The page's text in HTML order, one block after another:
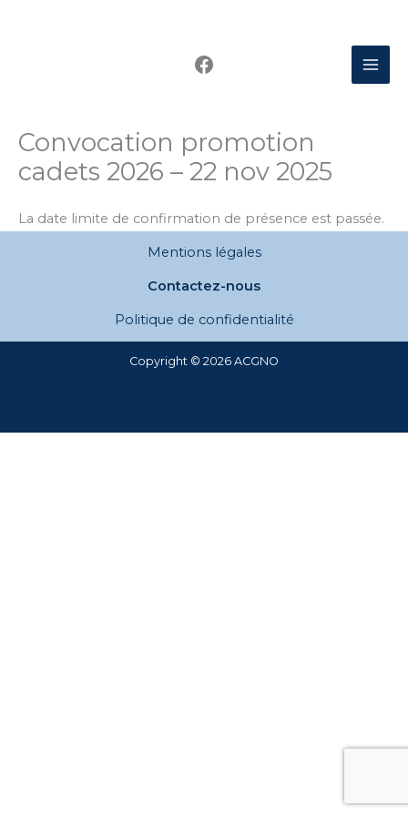
Facebook
Convocation promotion
cadets 2026 – 22 nov 2025
La date limite de confirmation de présence est passée.
Mentions légales
Contactez-nous
Politique de confidentialité
Copyright © 2026 ACGNO